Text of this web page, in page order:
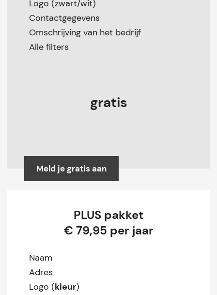
Logo (zwart/wit)
Contactgegevens
Omschrijving van het bedrijf
Alle filters
gratis
Meld je gratis aan
PLUS pakket
€ 79,95 per jaar
Naam
Adres
Logo (kleur)